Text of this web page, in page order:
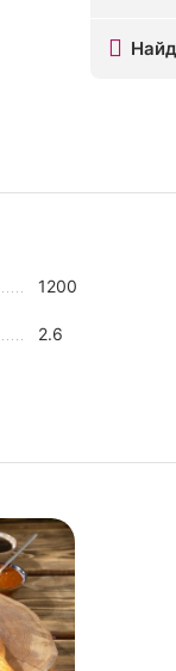
1200
2.6